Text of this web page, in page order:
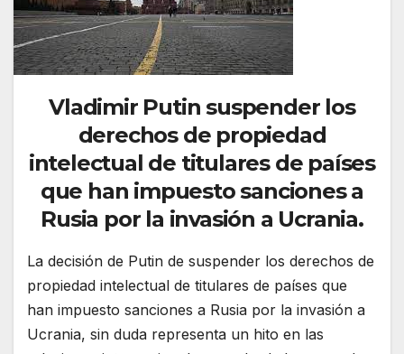
Vladimir Putin suspender los
derechos de propiedad
intelectual de titulares de países
que han impuesto sanciones a
Rusia por la invasión a Ucrania.
La decisión de Putin de suspender los derechos de
propiedad intelectual de titulares de países que
han impuesto sanciones a Rusia por la invasión a
Ucrania, sin duda representa un hito en las